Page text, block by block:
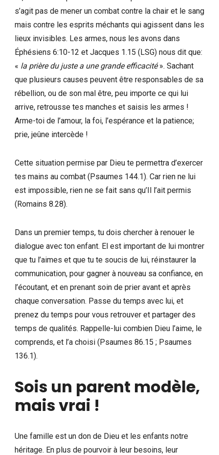
s’agit pas de mener un combat contre la chair et le sang
mais contre les esprits méchants qui agissent dans les
lieux invisibles. Les armes, nous les avons dans
Éphésiens 6:10-12 et Jacques 1.15 (LSG) nous dit que:
« la prière du juste a une grande efficacité». Sachant
que plusieurs causes peuvent être responsables de sa
rébellion, ou de son mal être, peu importe ce qui lui
arrive, retrousse tes manches et saisis les armes !
Arme-toi de l’amour, la foi, l’espérance et la patience;
prie, jeûne intercède !
Cette situation permise par Dieu te permettra d’exercer
tes mains au combat (Psaumes 144.1). Car rien ne lui
est impossible, rien ne se fait sans qu’Il l’ait permis
(Romains 8.28).
Dans un premier temps, tu dois chercher à renouer le
dialogue avec ton enfant. El est important de lui montrer
que tu l’aimes et que tu te soucis de lui, réinstaurer la
communication, pour gagner à nouveau sa confiance, en
l’écoutant, et en prenant soin de prier avant et après
chaque conversation. Passe du temps avec lui, et
prenez du temps pour vous retrouver et partager des
temps de qualités. Rappelle-lui combien Dieu l’aime, le
comprends, et l’a choisi (Psaumes 86.15 ; Psaumes
136.1).
Sois un parent modèle,
mais vrai !
Une famille est un don de Dieu et les enfants notre
héritage. En plus de pourvoir à leur besoins, leur